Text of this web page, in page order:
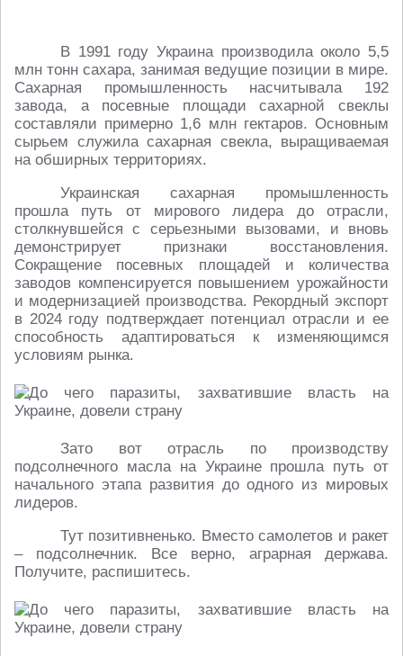
В 1991 году Украина производила около 5,5
млн тонн сахара, занимая ведущие позиции в мире.
Сахарная промышленность насчитывала 192
завода, а посевные площади сахарной свеклы
составляли примерно 1,6 млн гектаров. Основным
сырьем служила сахарная свекла, выращиваемая
на обширных территориях.
Украинская сахарная промышленность
прошла путь от мирового лидера до отрасли,
столкнувшейся с серьезными вызовами, и вновь
демонстрирует признаки восстановления.
Сокращение посевных площадей и количества
заводов компенсируется повышением урожайности
и модернизацией производства. Рекордный экспорт
в 2024 году подтверждает потенциал отрасли и ее
способность адаптироваться к изменяющимся
условиям рынка.
Зато вот отрасль по производству
подсолнечного масла на Украине прошла путь от
начального этапа развития до одного из мировых
лидеров.
Тут позитивненько. Вместо самолетов и ракет
– подсолнечник. Все верно, аграрная держава.
Получите, распишитесь.